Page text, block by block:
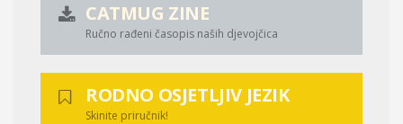
CATMUG ZINE
Ručno rađeni časopis naših djevojčica
RODNO OSJETLJIV JEZIK
Skinite priručnik!